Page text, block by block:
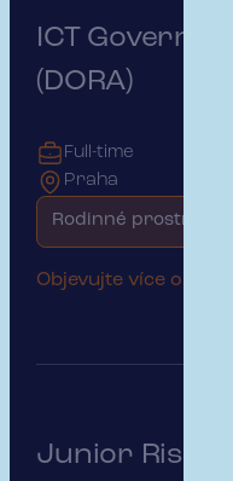
ICT
(DORA)
Full-time
Praha
Objevujte více o této
Rodinné prostředí
Junior Risk &